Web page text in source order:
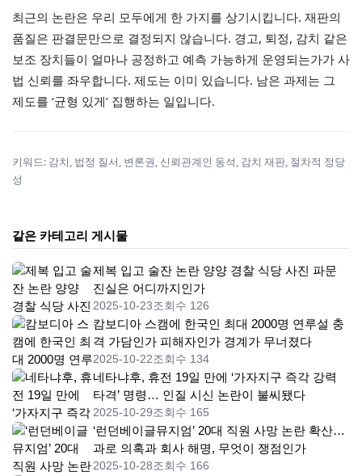
최근의 논란은 우리 모두에게 한 가지를 상기시킵니다. 재판의
품질은 판결문만으로 결정되지 않습니다. 경고, 퇴정, 감치 같은
보조 장치들이 얼마나 공정하고 예측 가능하게 운영되는가가 사
법 신뢰를 좌우합니다. 제도는 이미 있습니다. 남은 과제는 그
제도를 ‘균형 있게’ 집행하는 일입니다.
키워드: 감치, 법정 질서, 변론권, 신뢰관계인 동석, 감치 재판, 절차적 정당
성
같은 카테고리 게시물
제복 입고 술잔 논란 양양 경찰 식당 사진 파문
진실은 어디까지인가
2025-10-23조회수 126
캄보디아 스캠에 한국인 최대 2000명 연루설 충
격 가담인가 피해자인가 경계가 무너졌다
2025-10-22조회수 134
네타냐후, 휴전 19일 만에 ‘가자지구 즉각 강력
타격’ 명령… 인질 시신 논란이 불씨됐다
2025-10-29조회수 165
‘런던베이글뮤지엄’ 20대 직원 사망 논란 확산…
과로 의혹과 회사 해명, 무엇이 쟁점인가
2025-10-28조회수 166